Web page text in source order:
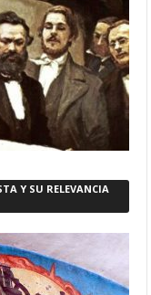
Y SU RELEVANCIA